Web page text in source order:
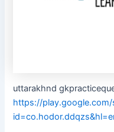
uttarakhnd
https://